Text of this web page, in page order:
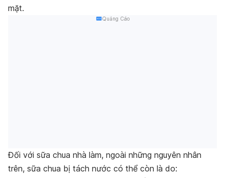
mặt.
Quảng Cáo
Đối với sữa chua nhà làm, ngoài những nguyên nhân
trên, sữa chua bị tách nước có thể còn là do: